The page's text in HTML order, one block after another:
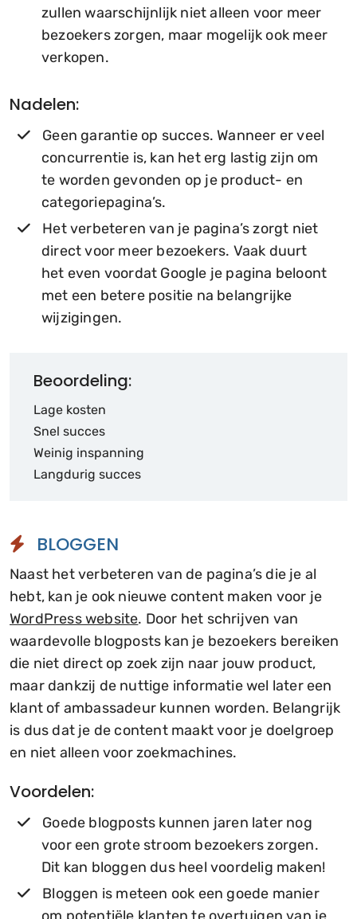
zullen waarschijnlijk niet alleen voor meer
bezoekers zorgen, maar mogelijk ook meer
verkopen.
Nadelen:
Geen garantie op succes. Wanneer er veel
concurrentie is, kan het erg lastig zijn om
te worden gevonden op je product- en
categoriepagina’s.
Het verbeteren van je pagina’s zorgt niet
direct voor meer bezoekers. Vaak duurt
het even voordat Google je pagina beloont
met een betere positie na belangrijke
wijzigingen.
Beoordeling:
Lage kosten
Snel succes
Weinig inspanning
Langdurig succes
BLOGGEN
Naast het verbeteren van de pagina’s die je al
hebt, kan je ook nieuwe content maken voor je
WordPress website. Door het schrijven van
waardevolle blogposts kan je bezoekers bereiken
die niet direct op zoek zijn naar jouw product,
maar dankzij de nuttige informatie wel later een
klant of ambassadeur kunnen worden. Belangrijk
is dus dat je de content maakt voor je doelgroep
en niet alleen voor zoekmachines.
Voordelen:
Goede blogposts kunnen jaren later nog
voor een grote stroom bezoekers zorgen.
Dit kan bloggen dus heel voordelig maken!
Bloggen is meteen ook een goede manier